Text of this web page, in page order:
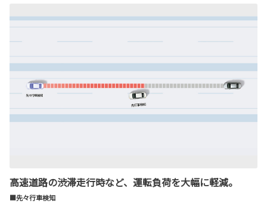
高速道路の渋滞走行時など、運転負荷を大幅に軽減。
■先々行車検知